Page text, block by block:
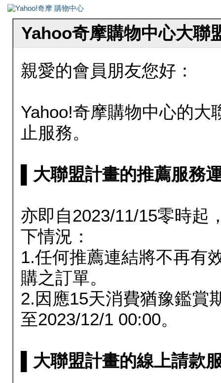
Yahoo奇摩購物中心大聯
親愛的會員朋友您好：
Yahoo!奇摩購物中心的大
止服務。
▌大聯盟計畫的推薦服務
亦即自2023/11/15零時起
下情況：
1.任何推薦連結將不再有
購之訂單。
2.因應15天消費猶豫鑑賞
至2023/12/1 00:00。
▌大聯盟計畫的線上請款